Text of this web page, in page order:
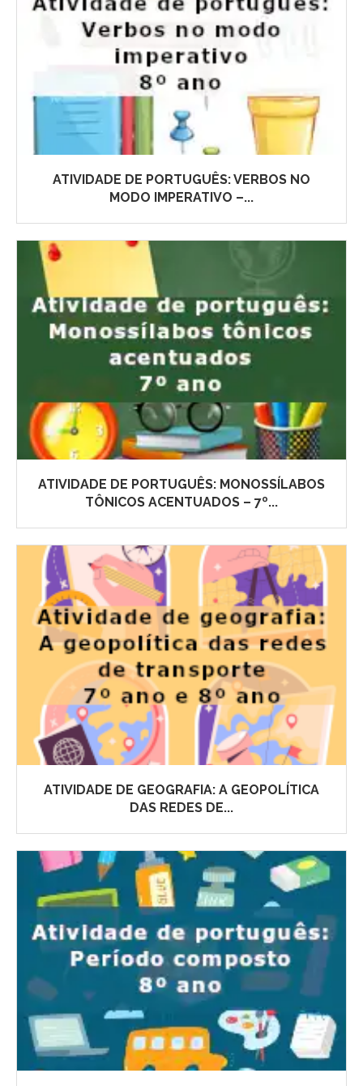
ATIVIDADE DE PORTUGUÊS: VERBOS NO
MODO IMPERATIVO –...
ATIVIDADE DE PORTUGUÊS: MONOSSÍLABOS
TÔNICOS ACENTUADOS – 7º...
ATIVIDADE DE GEOGRAFIA: A GEOPOLÍTICA
DAS REDES DE...